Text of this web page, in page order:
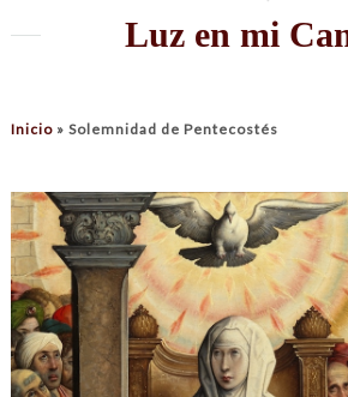
Luz en mi
Inicio» Solemnidad de Pentecostés